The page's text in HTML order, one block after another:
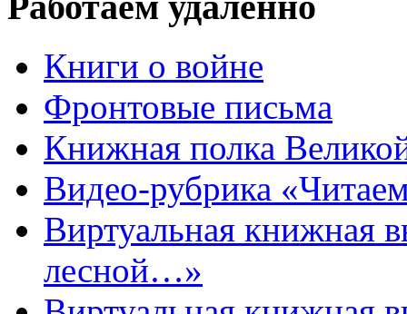
Книги о войне
Фронтовые письма
Книжная полка
Видео-рубрика
Виртуальная книжная
лесной…»